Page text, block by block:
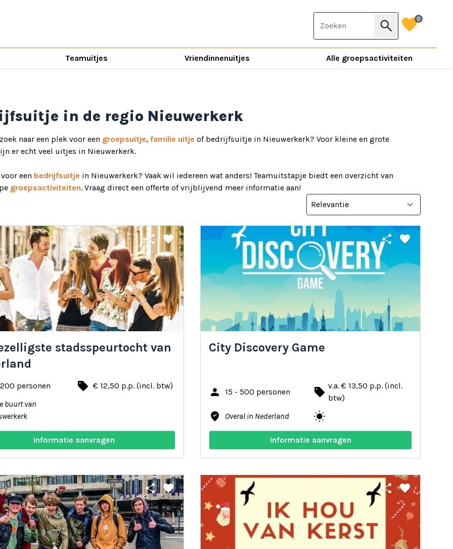
Teamuitjes Vriendinnenuitjes Alle groepsactiviteiten
search favorite0
in de regio Nieuwerkerk
naar een plek voor een groepsuitje, familie uitje of bedrijfsuitje in Nieuwerkerk? Voor kleine en grote
er echt veel uitjes in Nieuwerkerk.
een bedrijfsuitje in Nieuwerkerk? Vaak wil iedereen wat anders! Teamuitstapje biedt een overzicht van
groepsactiviteiten. Vraag direct een offerte of vrijblijvend meer informatie aan!
share favorite
stadsspeurtocht van
personen local_offer € 12,50 p.p. (incl. btw)
buurt van
Informatie aanvragen
share favorite
City Discovery Game
person 15 - 500 personen local_offer v.a. € 13,50 p.p. (incl.
btw)
where_to_vote Overal in Nederland wb_sunny
Informatie aanvragen
share favorite share favorite